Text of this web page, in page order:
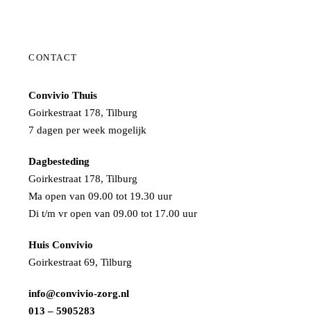
CONTACT
Convivio Thuis
Goirkestraat 178, Tilburg
7 dagen per week mogelijk
Dagbesteding
Goirkestraat 178, Tilburg
Ma open van 09.00 tot 19.30 uur
Di t/m vr open van 09.00 tot 17.00 uur
Huis Convivio
Goirkestraat 69, Tilburg
info@convivio-zorg.nl
013 – 5905283